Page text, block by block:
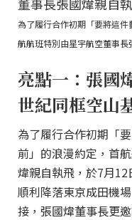
為了履行合作初期「要將這
航航班特別由星宇航空董事
亮點一：張國
世紀同框空山
為了履行合作初期「
前」的浪漫約定，首
煒親自執飛，於7月
順利降落東京成田機
接，張國煒董事長更